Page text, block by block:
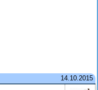
14.10.2015